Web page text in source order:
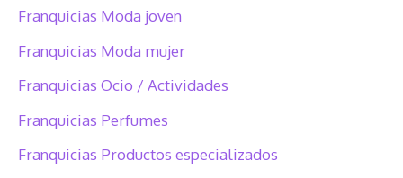
Franquicias Moda joven
Franquicias Moda mujer
Franquicias Ocio / Actividades
Franquicias Perfumes
Franquicias Productos especializados